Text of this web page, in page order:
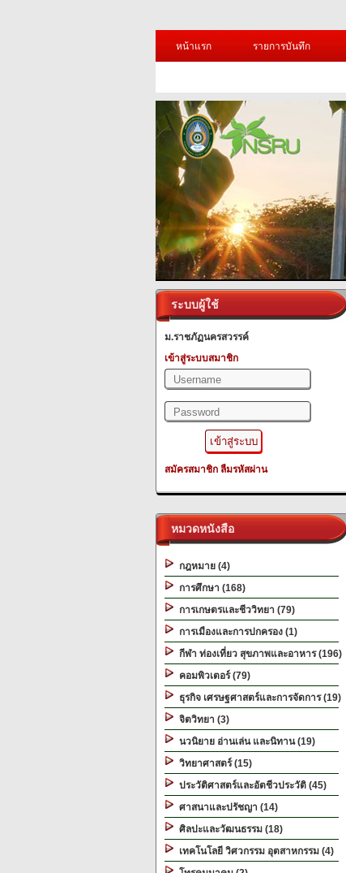
หน้าแรก
รายการบันทึก
ระบบผู้ใช้
ม.ราชภัฏนครสวรรค์
เข้าสู่ระบบสมาชิก
สมัครสมาชิก ลืมรหัสผ่าน
หมวดหนังสือ
กฎหมาย (4)
การศึกษา (168)
การเกษตรและชีววิทยา (79)
การเมืองและการปกครอง (1)
กีฬา ท่องเที่ยว สุขภาพและอาหาร (196)
คอมพิวเตอร์ (79)
ธุรกิจ เศรษฐศาสตร์และการจัดการ (19)
จิตวิทยา (3)
นวนิยาย อ่านเล่น และนิทาน (19)
วิทยาศาสตร์ (15)
ประวัติศาสตร์และอัตชีวประวัติ (45)
ศาสนาและปรัชญา (14)
ศิลปะและวัฒนธรรม (18)
เทคโนโลยี วิศวกรรม อุตสาหกรรม (4)